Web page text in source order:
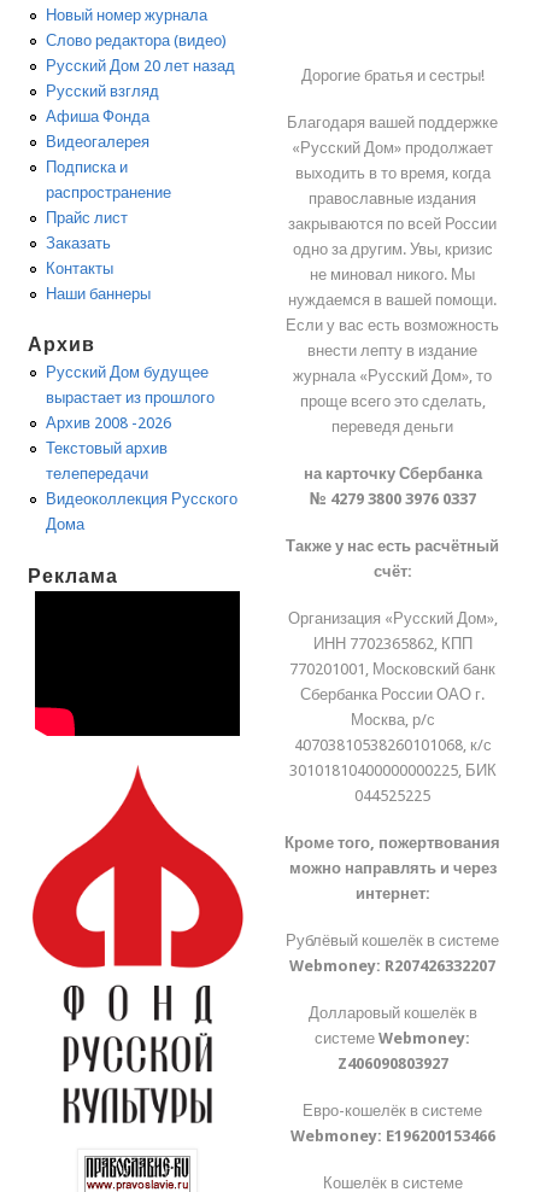
Новый номер журнала
Слово редактора (видео)
Русский Дом 20 лет назад
Русский взгляд
Афиша Фонда
Видеогалерея
Подписка и
распространение
Прайс лист
Заказать
Контакты
Наши баннеры
Архив
Русский Дом будущее
вырастает из прошлого
Архив 2008 -2026
Текстовый архив
телепередачи
Видеоколлекция Русского
Дома
Реклама
Дорогие братья и сестры!
Благодаря вашей поддержке
«Русский Дом» продолжает
выходить в то время, когда
православные издания
закрываются по всей России
одно за другим. Увы, кризис
не миновал никого. Мы
нуждаемся в вашей помощи.
Если у вас есть возможность
внести лепту в издание
журнала «Русский Дом», то
проще всего это сделать,
переведя деньги
на карточку Сбербанка
№ 4279 3800 3976 0337
Также у нас есть расчётный
счёт:
Организация «Русский Дом»,
ИНН 7702365862, КПП
770201001, Московский банк
Сбербанка России ОАО г.
Москва, р/с
40703810538260101068, к/с
30101810400000000225, БИК
044525225
Кроме того, пожертвования
можно направлять и через
интернет:
Рублёвый кошелёк в системе
Webmoney: R207426332207
Долларовый кошелёк в
системеWebmoney:
Z406090803927
Евро-кошелёк в системе
Webmoney: E196200153466
Кошелёк в системе